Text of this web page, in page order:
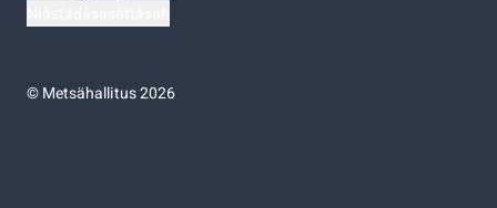
©Metsähallitus 2026